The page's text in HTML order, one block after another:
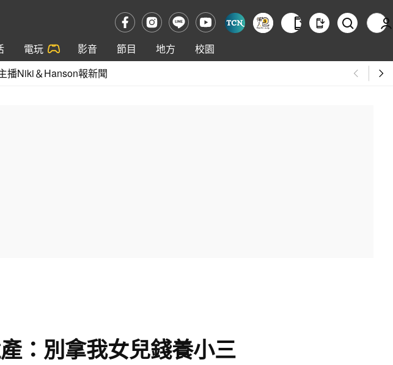
電玩 影音 節目 地方
校園
播Niki＆Hanson報新聞
：別拿我女兒錢養小三